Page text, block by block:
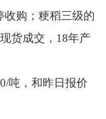
购；粳稻三级的
货成交，18年产
，和昨日报价